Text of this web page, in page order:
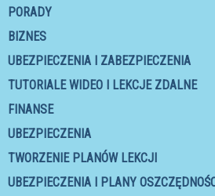
PORADY
BIZNES
UBEZPIECZENIA I ZABEZPIECZENIA
TUTORIALE WIDEO I LEKCJE ZDALNE
FINANSE
UBEZPIECZENIA
TWORZENIE PLANÓW LEKCJI
UBEZPIECZENIA I PLANY